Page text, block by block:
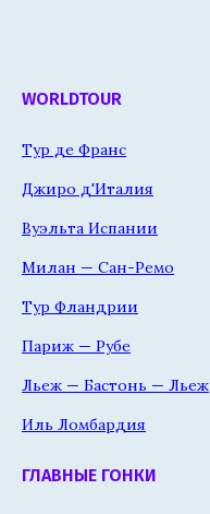
WORLDTOUR
Тур де Франс
Джиро д'Италия
Вуэльта Испании
Милан — Сан-Ремо
Тур Фландрии
Париж — Рубе
Льеж — Бастонь — Льеж
Иль Ломбардия
ГЛАВНЫЕ ГОНКИ